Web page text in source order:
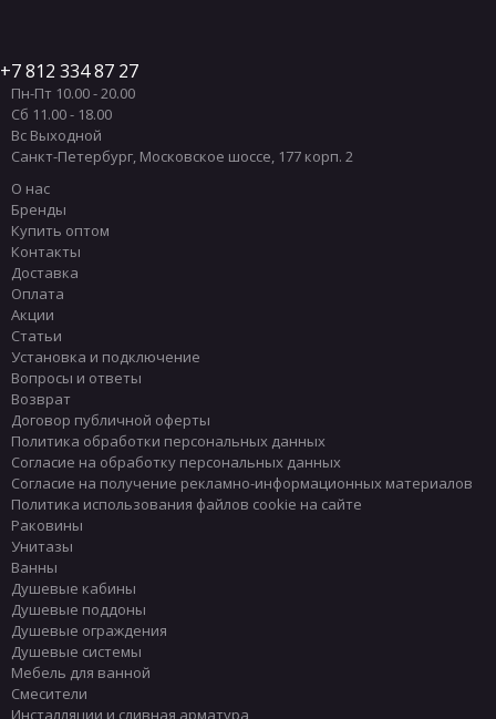
7 812 334 87 27
Пн-Пт 10.00 - 20.00
Сб 11.00 - 18.00
Вс Выходной
Санкт-Петербург, Московское шоссе, 177 корп. 2
О нас
Бренды
Купить оптом
Контакты
Доставка
Оплата
Акции
Статьи
Установка и подключение
Вопросы и ответы
Возврат
Договор публичной оферты
Политика обработки персональных данных
Согласие на обработку персональных данных
Согласие на получение рекламно-информационных материалов
Политика использования файлов cookie на сайте
Раковины
Унитазы
Ванны
Душевые кабины
Душевые поддоны
Душевые ограждения
Душевые системы
Мебель для ванной
Смесители
Инсталляции и сливная арматура